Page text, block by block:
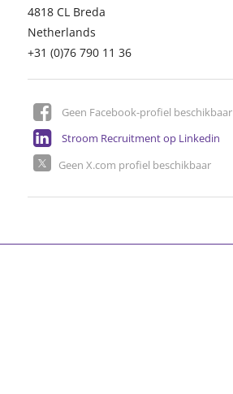
4818 CL Breda
Netherlands
+31 (0)76 790 11 36
Geen Facebook-profiel beschikbaar
Stroom Recruitment op Linkedin
Geen X.com profiel beschikbaar